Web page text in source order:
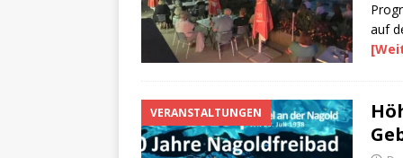
auf
VERANSTALTUNGEN